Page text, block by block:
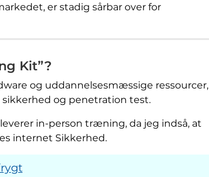
er stadig sårbar over for
Kit”?
og uddannelsesmæssige ressourcer,
og penetration test.
in-person træning, da jeg indså, at
internet Sikkerhed.